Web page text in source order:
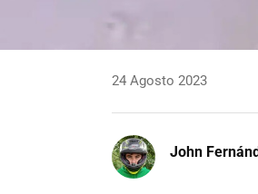
24 Agosto 2023
John